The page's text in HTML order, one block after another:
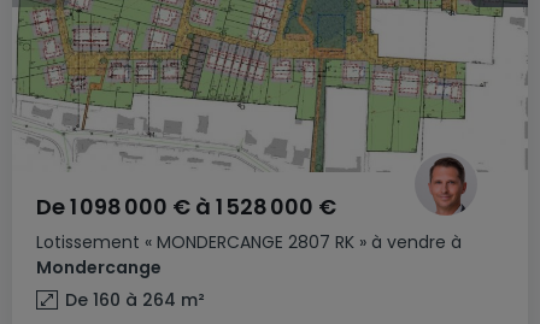
Lotissement « MONDERCANGE 2807 RK » à vendre à
Mondercange
De1 098 000 € à 1 528 000 €
De 160 à 264 m²